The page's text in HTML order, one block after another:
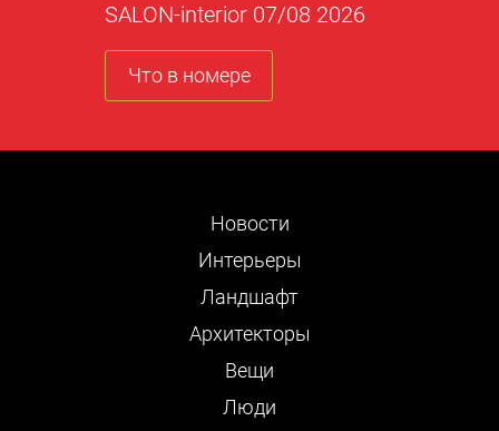
SALON-interior 07/08 2026
Что в номере
Новости
Интерьеры
Ландшафт
Архитекторы
Вещи
Люди